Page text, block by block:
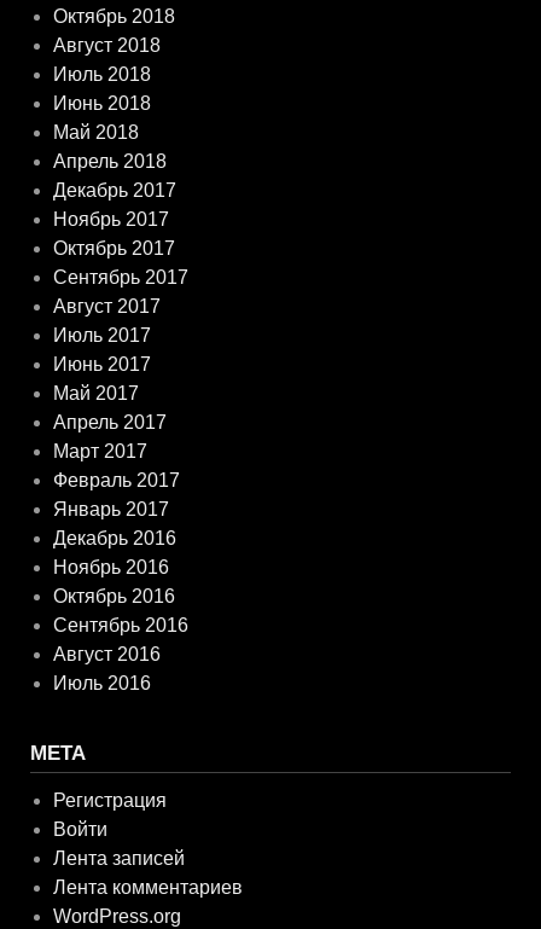
Октябрь 2018
Август 2018
Июль 2018
Июнь 2018
Май 2018
Апрель 2018
Декабрь 2017
Ноябрь 2017
Октябрь 2017
Сентябрь 2017
Август 2017
Июль 2017
Июнь 2017
Май 2017
Апрель 2017
Март 2017
Февраль 2017
Январь 2017
Декабрь 2016
Ноябрь 2016
Октябрь 2016
Сентябрь 2016
Август 2016
Июль 2016
МЕТА
Регистрация
Войти
Лента записей
Лента комментариев
WordPress.org